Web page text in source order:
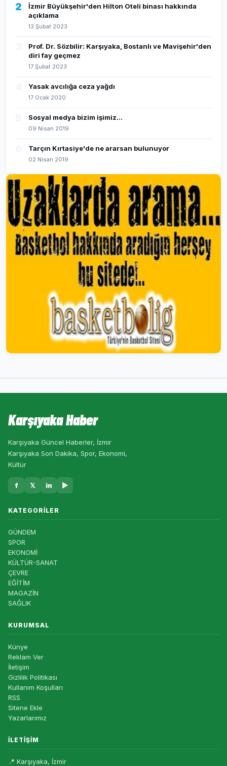
2
İzmir Büyükşehir'den Hilton Oteli binası hakkında
açıklama
13 Şubat 2023
Prof. Dr. Sözbilir: Karşıyaka, Bostanlı ve Mavişehir'den
diri fay geçmez
17 Şubat 2023
Yasak avcılığa ceza yağdı
17 Ocak 2020
Sosyal medya bizim işimiz...
09 Nisan 2019
Tarçın Kırtasiye'de ne ararsan bulunuyor
02 Nisan 2019
Karşıyaka Haber
Karşıyaka Güncel Haberler, İzmir
Karşıyaka Son Dakika, Spor, Ekonomi,
Kültür
f 𝕏 in ▶
KATEGORILER
GÜNDEM
SPOR
EKONOMİ
KÜLTÜR-SANAT
ÇEVRE
EĞİTİM
MAGAZİN
SAĞLIK
KURUMSAL
Künye
Reklam Ver
İletişim
Gizlilik Politikası
Kullanım Koşulları
RSS
Sitene Ekle
Yazarlarımız
İLETIŞIM
📍 Karşıyaka, İzmir